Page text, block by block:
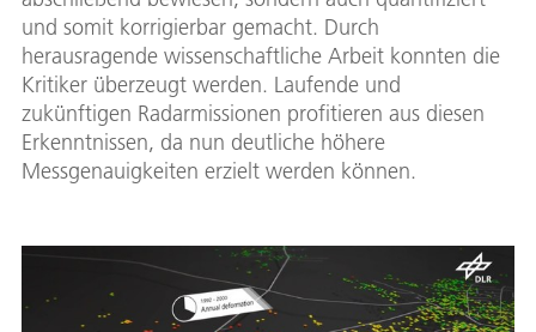
und somit korrigierbar gemacht. Durch
herausragende wissenschaftliche Arbeit konnten die
Kritiker überzeugt werden. Laufende und
zukünftigen Radarmissionen profitieren aus diesen
Erkenntnissen, da nun deutliche höhere
Messgenauigkeiten erzielt werden können.